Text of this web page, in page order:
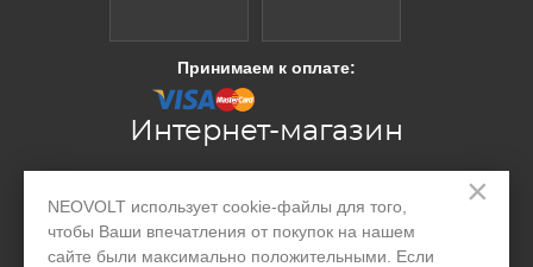
×
NEOVOLT использует cookie-файлы для того,
чтобы Ваши впечатления от покупок на нашем
сайте были максимально положительными. Если
Принимаем к оплате:
Интернет-магазин
Производство
Организациям